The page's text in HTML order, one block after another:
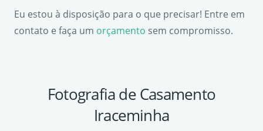
Eu estou à disposição para o que precisar! Entre em
contato e faça um orçamento sem compromisso.
Fotografia de Casamento
Iraceminha